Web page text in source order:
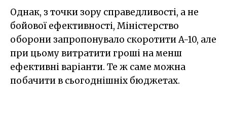
Однак, з точки зору справедливості, а не
бойової ефективності, Міністерство
оборони запропонувало скоротити A-10, але
при цьому витратити гроші на менш
ефективні варіанти. Те ж саме можна
побачити в сьогоднішніх бюджетах.